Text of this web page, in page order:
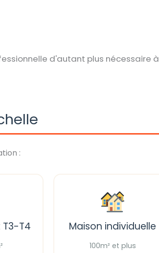
d'autant plus nécessaire à
:
T4 Maison individuelle
100m² et plus